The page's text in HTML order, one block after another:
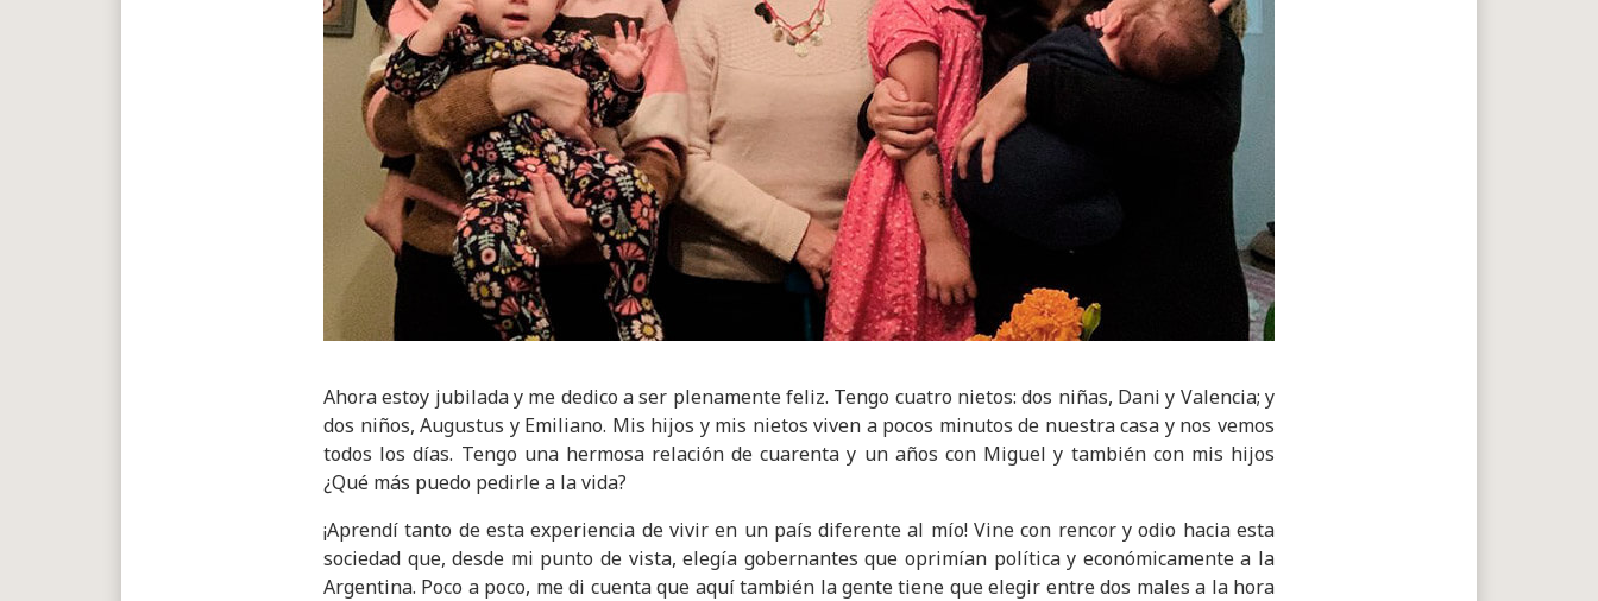
Ahora estoy jubilada y me dedico a ser plenamente feliz. Tengo cuatro nietos: dos niñas, Dani y Valencia; y
dos niños, Augustus y Emiliano. Mis hijos y mis nietos viven a pocos minutos de nuestra casa y nos vemos
todos los días. Tengo una hermosa relación de cuarenta y un años con Miguel y también con mis hijos
¿Qué más puedo pedirle a la vida?
¡Aprendí tanto de esta experiencia de vivir en un país diferente al mío! Vine con rencor y odio hacia esta
sociedad que, desde mi punto de vista, elegía gobernantes que oprimían política y económicamente a la
Argentina. Poco a poco, me di cuenta que aquí también la gente tiene que elegir entre dos males a la hora